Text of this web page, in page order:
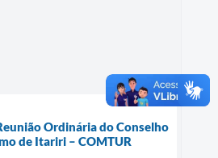
Ordinária do Conselho
de Itariri – COMTUR